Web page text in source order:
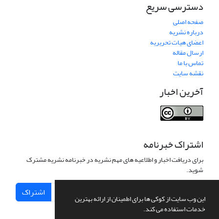
این وب سایت از کوکی ها برای اطمینان از ارائه بهترین
خدمات استفاده می کند.
دسترسی سریع
صفحه اصلی
درباره نشریه
اعضای هیات تحریریه
ارسال مقاله
تماس با ما
نقشه سایت
آخرین اخبار
اشتراک خبرنامه
برای دریافت اخبار و اطلاعیه های مهم نشریه در خبرنامه نشریه مشترک
شوید.
اشتراک